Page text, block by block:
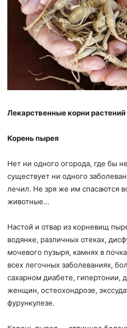
Лекарственные корни растений
Корень пырея
Нет ни одного огорода, где бы
существует ни одного
лечил. Не зря же им спасаются
животные…
Настой и отвар из корневищ
водянке, различных отеках,
мочевого пузыря, камнях в
всех легочных заболеваниях,
сахарном диабете, гипертонии,
женщин, остеохондрозе,
фурункулезе.